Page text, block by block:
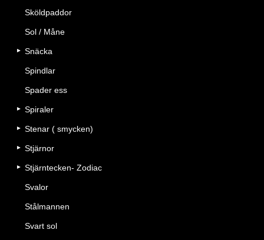
Sköldpaddor
Sol / Måne
Snäcka
Spindlar
Spader ess
Spiraler
Stenar ( smycken)
Stjärnor
Stjärntecken- Zodiac
Svalor
Stålmannen
Svart sol